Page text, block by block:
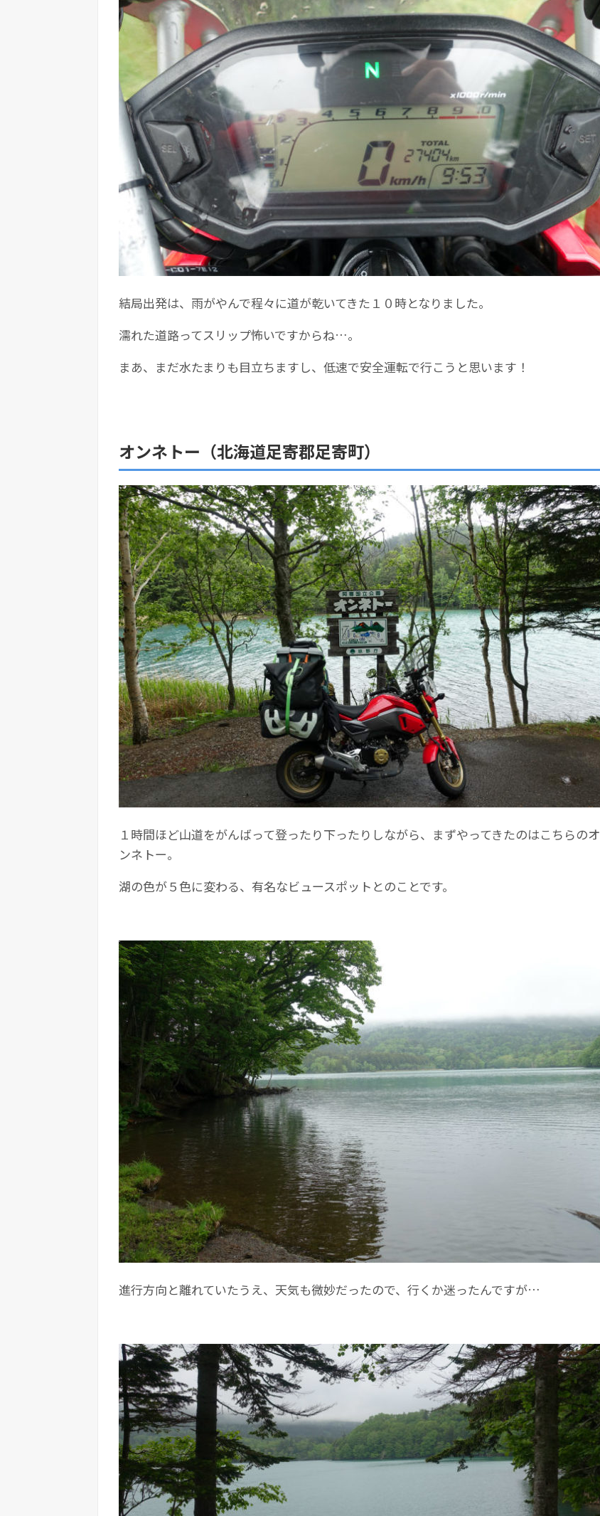
結局出発は、雨がやんで程々に道が乾いてきた１０時となりました。
濡れた道路ってスリップ怖いですからね…。
まあ、まだ水たまりも目立ちますし、低速で安全運転で行こうと思います！
オンネトー（北海道足寄郡足寄町）
１時間ほど山道をがんばって登ったり下ったりしながら、まずやってきたのはこちらのオ
ンネトー。
湖の色が５色に変わる、有名なビュースポットとのことです。
進行方向と離れていたうえ、天気も微妙だったので、行くか迷ったんですが…